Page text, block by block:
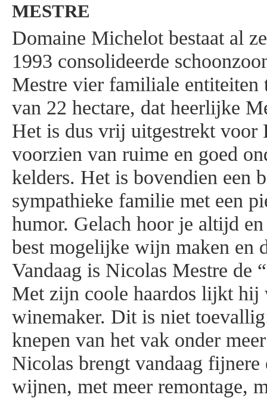
MESTRE
Domaine Michelot bestaat al
1993 consolideerde
Mestre vier familiale entiteiten
van 22 hectare, dat heerlijke
Het is dus vrij uitgestrekt voor
voorzien van ruime en goed
kelders. Het is bovendien een
sympathieke familie met een
humor. Gelach hoor je altijd
best mogelijke wijn maken en
Vandaag is Nicolas Mestre de
Met zijn coole haardos lijkt
winemaker. Dit is niet
knepen van het vak onder
Nicolas brengt vandaag fijnere
wijnen, met meer remontage,